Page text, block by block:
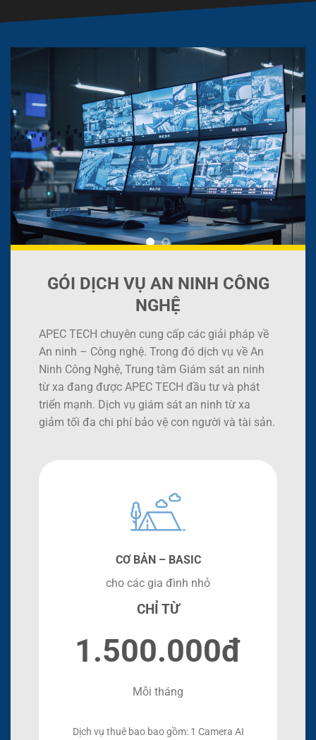
GÓI DỊCH VỤ AN NINH CÔNG
NGHỆ
APEC TECH chuyên cung cấp các giải pháp về
An ninh – Công nghệ. Trong đó dịch vụ về An
Ninh Công Nghệ, Trung tâm Giám sát an ninh
từ xa đang được APEC TECH đầu tư và phát
triển mạnh. Dịch vụ giám sát an ninh từ xa
giảm tối đa chi phí bảo vệ con người và tài sản.
CƠ BẢN – BASIC
cho các gia đình nhỏ
CHỈ TỪ
1.500.000đ
Mỗi tháng
Dịch vụ thuê bao bao gồm: 1 Camera AI